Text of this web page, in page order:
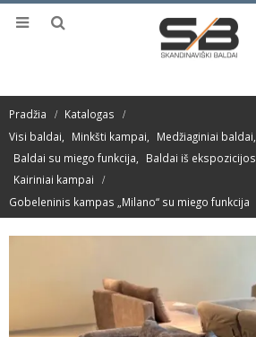
Pradžia
Katalogas
Visi baldai, Minkšti kampai, Medžiaginiai baldai,
Baldai su miego funkcija, Baldai iš ekspozicijos
Kairiniai kampai
Gobeleninis kampas „Milano“ su miego funkcija